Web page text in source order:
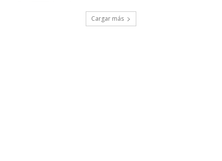
Cargar más